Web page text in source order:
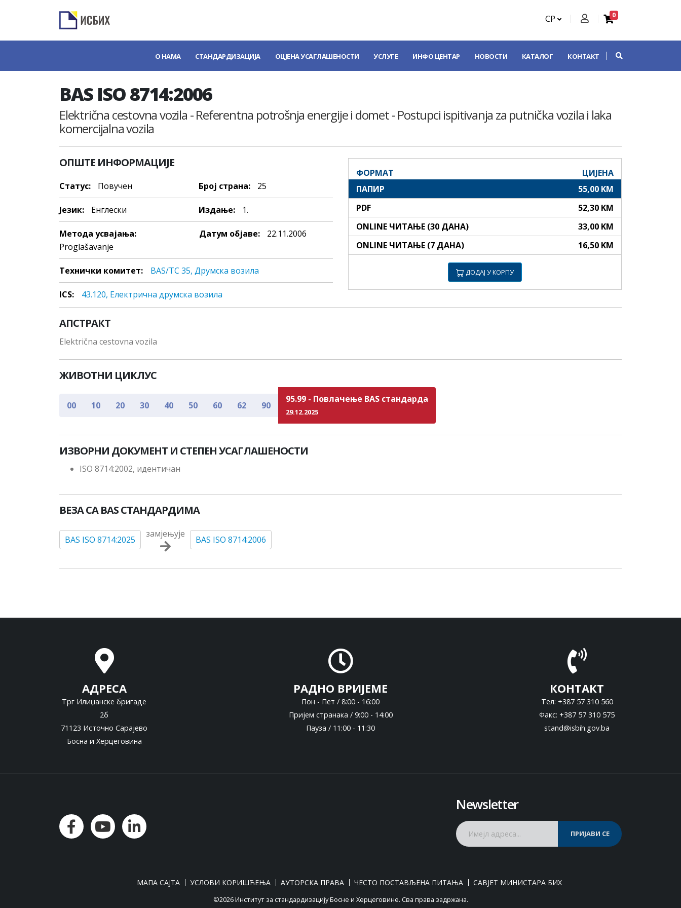
СР 0
О НАМА СТАНДАРДИЗАЦИЈА ОЦЈЕНА УСАГЛАШЕНОСТИ УСЛУГЕ ИНФО ЦЕНТАР НОВОСТИ КАТАЛОГ КОНТАКТ
BAS ISO 8714:2006
Električna cestovna vozila - Referentna potrošnja energije i domet - Postupci ispitivanja za putnička vozila i laka
komercijalna vozila
ОПШТЕ ИНФОРМАЦИЈЕ
Статус: Повучен Број страна: 25
Језик: Енглески Издање: 1.
Метода усвајања:
Proglašavanje
Датум објаве: 22.11.2006
Технички комитет: BAS/TC 35, Друмска возила
ICS: 43.120, Eлeктричнa друмска вoзилa
ФОРМАТ
ЦИЈЕНА
ПАПИР
55,00 KM
PDF
52,30 KM
ONLINE ЧИТАЊЕ (30 ДАНА)
33,00 KM
ONLINE ЧИТАЊЕ (7 ДАНА)
16,50 KM
ДОДАЈ У КОРПУ
АПСТРАКТ
Električna cestovna vozila
ЖИВОТНИ ЦИКЛУС
00 10 20 30 40 50 60 62 90
95.99 - Повлачење BAS стандарда
29.12.2025
ИЗВОРНИ ДОКУМЕНТ И СТЕПЕН УСАГЛАШЕНОСТИ
ISO 8714:2002, идентичан
ВЕЗА СА BAS СТАНДАРДИМА
BAS ISO 8714:2025
замјењује
BAS ISO 8714:2006
АДРЕСА
Трг Илиџанске бригаде
2б
71123 Источно Сарајево
Босна и Херцеговина
РАДНО ВРИЈЕМЕ
Пон - Пет / 8:00 - 16:00
Пријем странака / 9:00 - 14:00
Пауза / 11:00 - 11:30
КОНТАКТ
Тел: +387 57 310 560
Факс: +387 57 310 575
stand@isbih.gov.ba
Newsletter
ПРИЈАВИ СЕ
МАПА САЈТА УСЛОВИ КОРИШЋЕЊА АУТОРСКА ПРАВА ЧЕСТО ПОСТАВЉЕНА ПИТАЊА САВЈЕТ МИНИСТАРА БИХ
©2026 Институт за стандардизацију Босне и Херцеговине. Сва права задржана.